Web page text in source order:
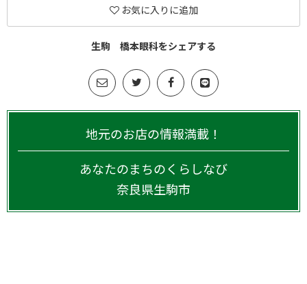
お気に入りに追加
生駒 橋本眼科をシェアする
地元のお店の情報満載！
あなたのまちのくらしなび
奈良県生駒市